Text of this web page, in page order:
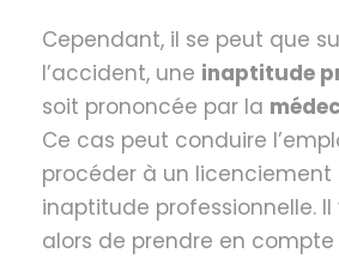
Cependant, il se peut que
l’accident, une inaptitude
soit prononcée par la
Ce cas peut conduire
procéder à un licenciement
inaptitude professionnelle.
alors de prendre en